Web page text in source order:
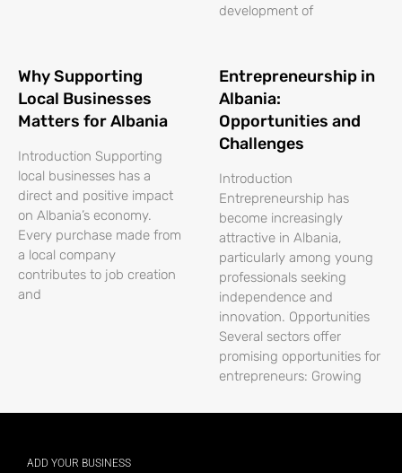
development of
Why Supporting
Local Businesses
Matters for Albania
Introduction Supporting
local businesses has a
direct and positive impact
on Albania’s economy.
Every purchase made from
a local company
contributes to job creation
and
Entrepreneurship in
Albania:
Opportunities and
Challenges
Introduction
Entrepreneurship has
become increasingly
attractive in Albania,
particularly among young
professionals seeking
independence and
innovation. Opportunities
Several sectors offer
promising opportunities for
entrepreneurs: Growing
ADD YOUR BUSINESS